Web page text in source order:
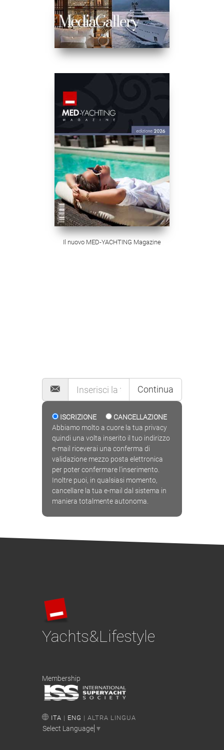
Il nuovo MED-YACHTING Magazine
Continua
ISCRIZIONE
CANCELLAZIONE
Abbiamo molto a cuore la tua privacy
quindi una volta inserito il tuo indirizzo
e-mail riceverai una conferma di
validazione mezzo posta elettronica
per poter confermare l'inserimento.
Inoltre puoi, in qualsiasi momento,
cancellare la tua e-mail dal sistema in
maniera totalmente autonoma.
Yachts&Lifestyle
Membership
ITA | ENG | ALTRA LINGUA
Select Language ▼